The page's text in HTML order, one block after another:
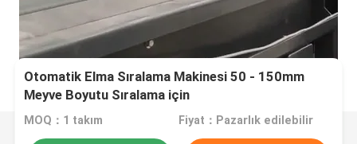
Otomatik Elma Sıralama Makinesi 50 - 150mm
Meyve Boyutu Sıralama için
MOQ：1 takım Fiyat：Pazarlık edilebilir